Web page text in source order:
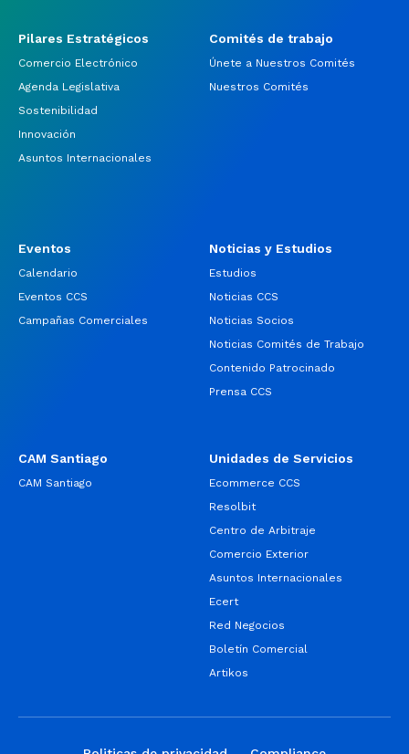
Pilares Estratégicos
Comercio Electrónico
Agenda Legislativa
Sostenibilidad
Innovación
Asuntos Internacionales
Comités de trabajo
Únete a Nuestros Comités
Nuestros Comités
Eventos
Calendario
Eventos CCS
Campañas Comerciales
Noticias y Estudios
Estudios
Noticias CCS
Noticias Socios
Noticias Comités de Trabajo
Contenido Patrocinado
Prensa CCS
CAM Santiago
CAM Santiago
Unidades de Servicios
Ecommerce CCS
Resolbit
Centro de Arbitraje
Comercio Exterior
Asuntos Internacionales
Ecert
Red Negocios
Boletín Comercial
Artikos